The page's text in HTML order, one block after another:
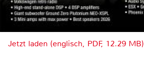
Jetzt laden (englisch, PDF, 12.29 MB)